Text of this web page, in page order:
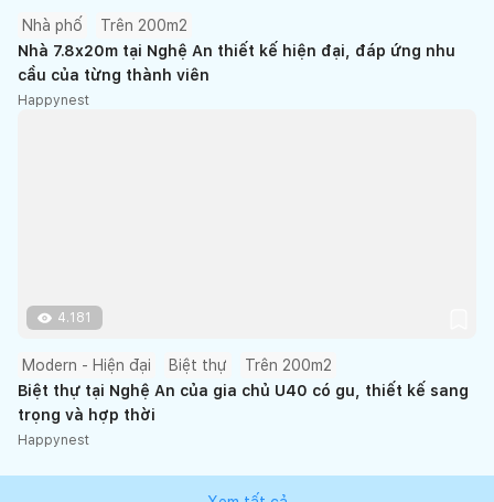
Nhà phố
Trên 200m2
Nhà 7.8x20m tại Nghệ An thiết kế hiện đại, đáp ứng nhu
cầu của từng thành viên
Happynest
4.181
Modern - Hiện đại Biệt thự
Trên 200m2
Biệt thự tại Nghệ An của gia chủ U40 có gu, thiết kế sang
trọng và hợp thời
Happynest